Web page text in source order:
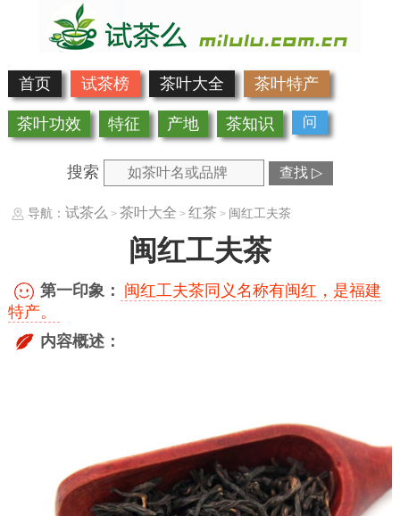
首页 试茶榜 茶叶大全 茶叶特产
茶叶功效 特征 产地 茶知识 问
搜索 查找 ▷
导航： 试茶么 > 茶叶大全 > 红茶 > 闽红工夫茶
闽红工夫茶
第一印象： 闽红工夫茶同义名称有闽红，是福建
特产。
内容概述：